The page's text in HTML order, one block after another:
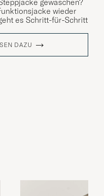
gewaschen?
wieder
es Schritt-für-Schritt
DAZU